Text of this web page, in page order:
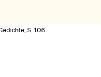
S. 106